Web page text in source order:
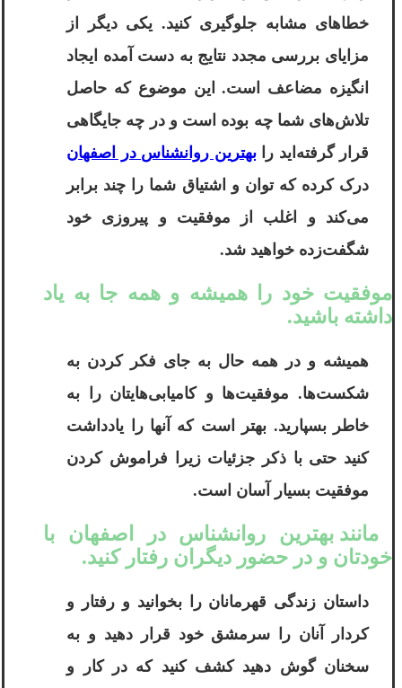
خطاهای مشابه جلوگیری کنید. یکی دیگر از
مزایای بررسی مجدد نتایج به دست آمده ایجاد
انگیزه مضاعف است. این موضوع که حاصل
تلاش‌های شما چه بوده است و در چه جایگاهی
قرار گرفته‌اید رابهترین روانشناس در اصفهان
درک کرده که توان و اشتیاق شما را چند برابر
می‌کند و اغلب از موفقیت و پیروزی خود
شگفت‌زده خواهید شد.
موفقیت خود را همیشه و همه جا به یاد
داشته باشید.
همیشه و در همه حال به جای فکر کردن به
شکست‌ها. موفقیت‌ها و کامیابی‌هایتان را به
خاطر بسپارید. بهتر است که آنها را یادداشت
کنید حتی با ذکر جزئیات زیرا فراموش کردن
موفقیت بسیار آسان است.
مانند بهترین روانشناس در اصفهان با
خودتان و در حضور دیگران رفتار کنید.
داستان زندگی قهرمانان را بخوانید و رفتار و
کردار آنان را سرمشق خود قرار دهید و به
سخنان گوش دهید کشف کنید که در کار و